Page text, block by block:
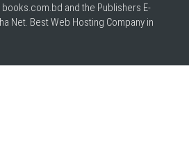
and the Publishers E-
Net. BestWeb Hosting Company in